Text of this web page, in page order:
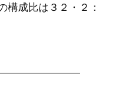
構成比は３２・２：